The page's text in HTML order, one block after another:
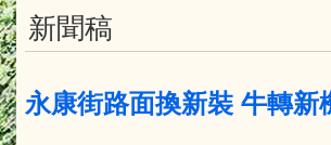
新聞稿
永康街路面換新裝 牛轉新